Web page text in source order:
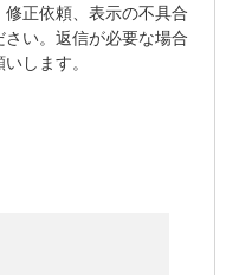
正依頼、表示の不具合
い。返信が必要な場合
します。